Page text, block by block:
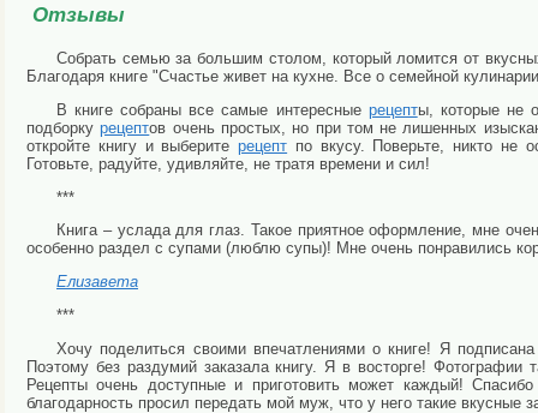
Отзывы
Собрать семью за большим столом, который ломится от
Благодаря книге "Счастье живет на кухне. Все о семейной
В книге собраны все самые интересные рецепты, которые не
подборкурецептов очень простых, но при том не лишенных
откройте книгу и выберитерецепт по вкусу. Поверьте, никто не
Готовьте, радуйте, удивляйте, не тратя времени и сил!
***
Книга – услада для глаз. Такое приятное оформление, мне
особенно раздел с супами (люблю супы)! Мне очень понравились
Елизавета
***
Хочу поделиться своими впечатлениями о книге! Я
Поэтому без раздумий заказала книгу. Я в восторге! Фотографии
Рецепты очень доступные и приготовить может каждый!
благодарность просил передать мой муж, что у него такие вкусные